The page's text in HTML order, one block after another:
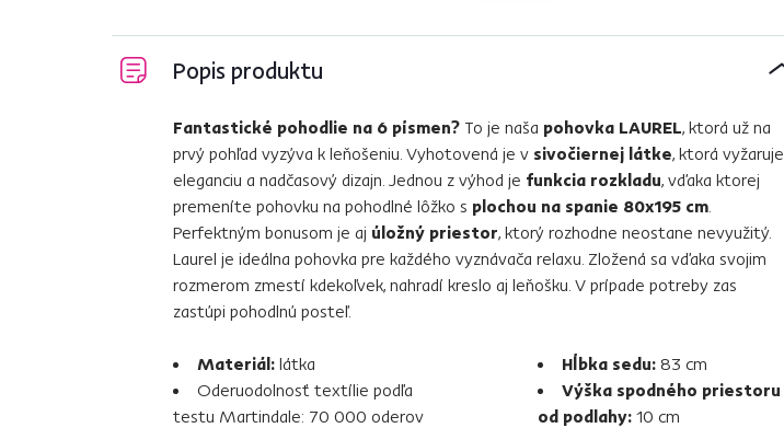
Popis produktu
Fantastické pohodlie na 6 písmen? To je naša pohovka LAUREL, ktorá už na
prvý pohľad vyzýva k leňošeniu. Vyhotovená je v sivočiernej látke, ktorá vyžaruje
eleganciu a nadčasový dizajn. Jednou z výhod je funkcia rozkladu, vďaka ktorej
premeníte pohovku na pohodlné lôžko s plochou na spanie 80x195 cm
Perfektným bonusom je aj úložný priestor, ktorý rozhodne neostane nevyužitý.
Laurel je ideálna pohovka pre každého vyznávača relaxu. Zložená sa vďaka svojim
rozmerom zmestí kdekoľvek, nahradí kreslo aj leňošku. V prípade potreby zas
zastúpi pohodlnú posteľ.
Materiál: látka
Oderuodolnosť textílie podľa
testu Martindale: 70 000 oderov
Hĺbka sedu: 83 cm
Výška spodného priestoru
od podlahy: 10 cm